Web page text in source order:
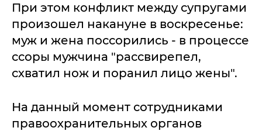
При этом конфликт между супругами
произошел накануне в воскресенье:
муж и жена поссорились - в процессе
ссоры мужчина "рассвирепел,
схватил нож и поранил лицо жены".
На данный момент сотрудниками
правоохранительных органов